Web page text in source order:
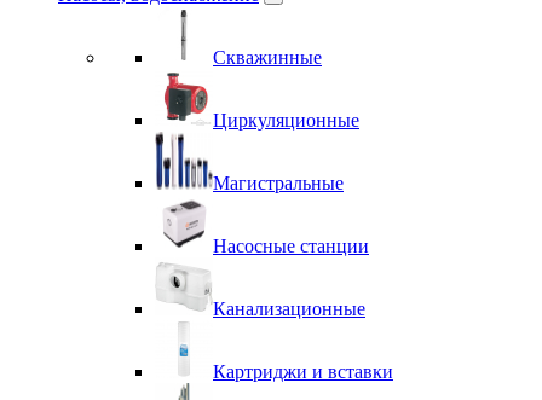
Скважинные
Циркуляционные
Магистральные
Насосные станции
Канализационные
Картриджи и вставки